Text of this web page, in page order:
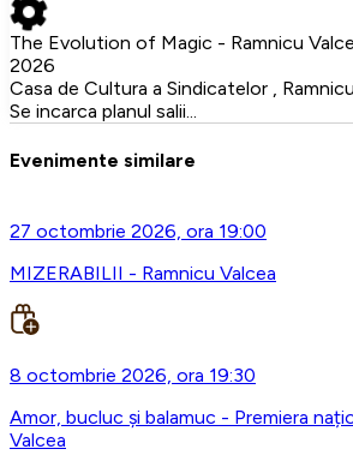
The Evolution of Magic - Ramnicu
2026
Casa de Cultura a Sindicatelor ,
Se incarca planul salii...
Evenimente similare
27 octombrie 2026, ora 19:00
MIZERABILII - Ramnicu Valcea
8 octombrie 2026, ora 19:30
Amor, bucluc și balamuc - Premiera
Valcea